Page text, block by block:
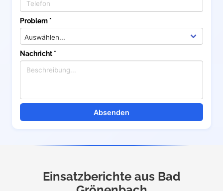
Problem *
Nachricht *
Absenden
Einsatzberichte aus Bad